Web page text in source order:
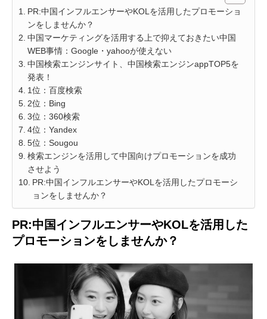
PR:中国インフルエンサーやKOLを活用したプロモーショ
ンをしませんか？
中国マーケティングを活用する上で抑えておきたい中国
WEB事情：Google・yahooが使えない
中国検索エンジンサイト、中国検索エンジンappTOP5を
発表！
1位：百度検索
2位：Bing
3位：360検索
4位：Yandex
5位：Sougou
検索エンジンを活用して中国向けプロモーションを成功
させよう
PR:中国インフルエンサーやKOLを活用したプロモーシ
ョンをしませんか？
PR:中国インフルエンサーやKOLを活用した
プロモーションをしませんか？